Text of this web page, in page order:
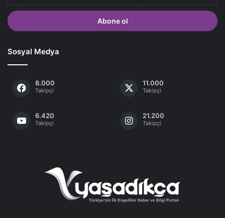
adresinizi
giriniz
Sosyal Medya
8.000
Takipçi
11.000
Takipçi
6.420
Takipçi
21.200
Takipçi